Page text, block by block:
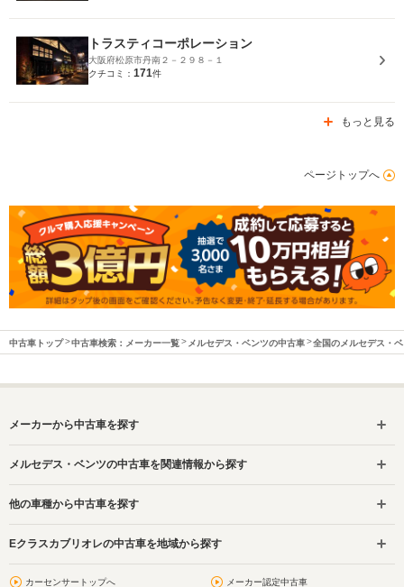
トラスティコーポレーション
大阪府松原市丹南２－２９８－１
クチコミ： 171件
もっと見る
ページトップへ
中古車トップ 中古車検索：メーカー一覧 メルセデス・ベンツの中古車 全国のメルセデス・
メーカーから中古車を探す
メルセデス・ベンツの中古車を関連情報から探す
他の車種から中古車を探す
Eクラスカブリオレの中古車を地域から探す
カーセンサートップへ メーカー認定中古車